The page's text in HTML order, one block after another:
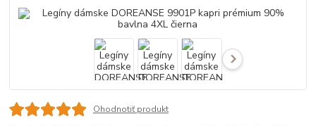
Ohodnotiť produkt